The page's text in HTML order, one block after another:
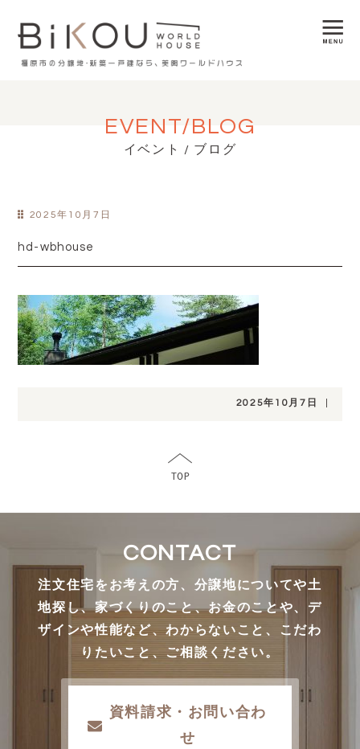
EVENT/BLOG
イベント / ブログ
2025年10月7日
hd-wbhouse
2025年10月7日
CONTACT
注文住宅をお考えの方、分譲地についてや土
地探し、家づくりのこと、お金のことや、デ
ザインや性能など、わからないこと、こだわ
りたいこと、ご相談ください。
資料請求・お問い合わ
せ